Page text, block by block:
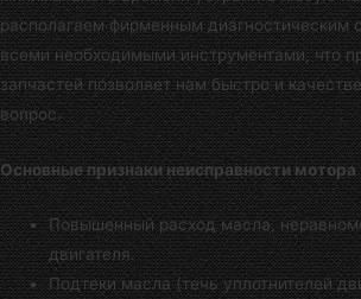
располагаем фирменным диагностическим
всеми необходимыми инструментами, что
запчастей позволяет нам быстро и
вопрос.
Основные признаки неисправности мотора
Повышенный расход масла,
двигателя.
Подтеки масла (течь уплотнителей